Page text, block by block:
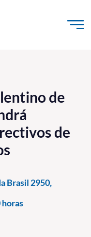
de
de
Brasil 2950,
horas